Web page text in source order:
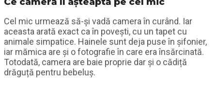
Cel mic urmează să-și vadă camera în curând. Iar
aceasta arată exact ca în povești, cu un tapet cu
animale simpatice. Hainele sunt deja puse în șifonier,
iar mămica are și o fotografie în care era însărcinată.
Totodată, camera are baie proprie dar și o cădiță
drăguță pentru bebeluș.